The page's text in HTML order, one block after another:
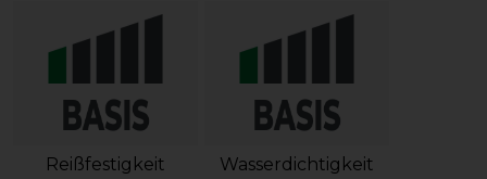
Reißfestigkeit Wasserdichtigkeit